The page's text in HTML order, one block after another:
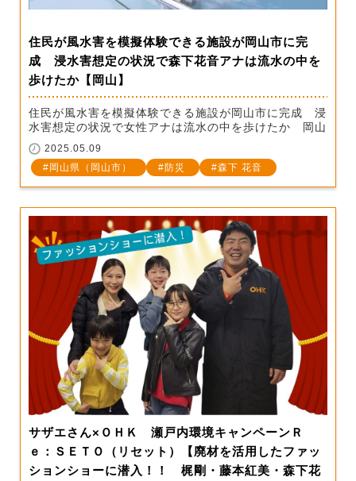
住民が風水害を模擬体験できる施設が岡山市に完
成 浸水害想定の状況で森下花音アナは流水の中を
歩けたか【岡山】
住民が風水害を模擬体験できる施設が岡山市に完成 浸
水害想定の状況で女性アナは流水の中を歩けたか 岡山
2025.05.09
岡山県（岡山市）
防災 森下 花音
サザエさん×ＯＨＫ 瀬戸内環境キャンペーンＲ
ｅ：ＳＥＴＯ（リセット）【廃材を活用したファッ
ションショーに潜入！！ 梶剛・藤本紅美・森下花